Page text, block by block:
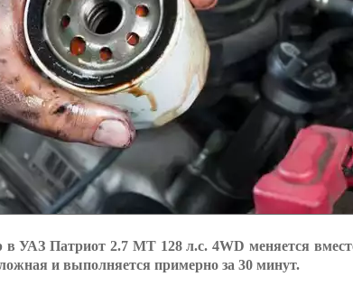
УАЗ Патриот 2.7 MT 128 л.с. 4WD меняется
и выполняется примерно за 30 минут.